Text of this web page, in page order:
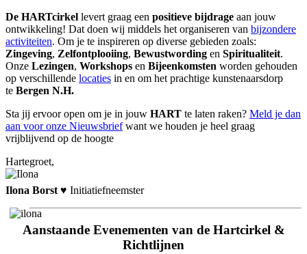
De HARTcirkel levert graag een positieve bijdrage aan jouw
ontwikkeling! Dat doen wij middels het organiseren van bijzondere
activiteiten. Om je te inspireren op diverse gebieden zoals:
Zingeving, Zelfontplooiing, Bewustwording en Spiritualiteit.
Onze Lezingen, Workshops en Bijeenkomsten worden gehouden
op verschillende locaties in en om het prachtige kunstenaarsdorp
te Bergen N.H.
Sta jij ervoor open om je in jouw HART te laten raken? Meld je dan
aan voor onze Nieuwsbriefwant we houden je heel graag
vrijblijvend op de hoogte
Hartegroet,
Ilona Borst ♥ Initiatiefneemster
Aanstaande Evenementen van de Hartcirkel &
Richtlijnen